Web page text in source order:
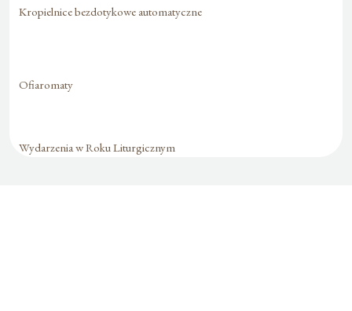
Kropielnice bezdotykowe automatyczne
Ofiaromaty
Wydarzenia w Roku Liturgicznym